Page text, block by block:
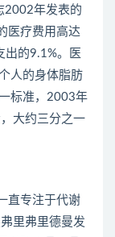
2002年发表的
医疗费用高达
出的9.1%。医
人的身体脂肪
标准，2003年
大约三分之一
直专注于代谢
里弗里德曼发